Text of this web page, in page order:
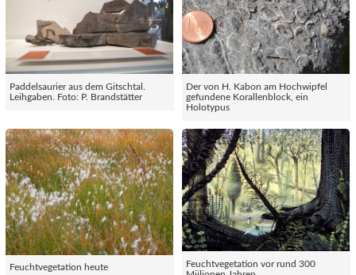
Paddelsaurier aus dem Gitschtal.
Leihgaben. Foto: P. Brandstätter
Der von H. Kabon am Hochwipfel
gefundene Korallenblock, ein
Holotypus
Feuchtvegetation heute
Feuchtvegetation vor rund 300